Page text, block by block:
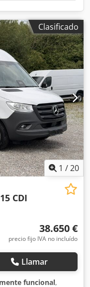
Clasificado
1 /20
CDI
38.650 €
precio fijo IVA no incluído
Llamar
funcional,